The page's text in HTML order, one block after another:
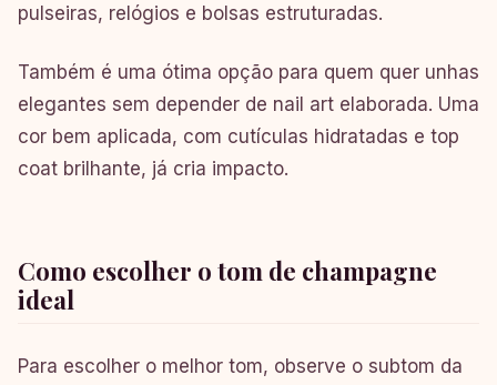
pulseiras, relógios e bolsas estruturadas.
Também é uma ótima opção para quem quer unhas
elegantes sem depender de nail art elaborada. Uma
cor bem aplicada, com cutículas hidratadas e top
coat brilhante, já cria impacto.
Como escolher o tom de champagne
ideal
Para escolher o melhor tom, observe o subtom da